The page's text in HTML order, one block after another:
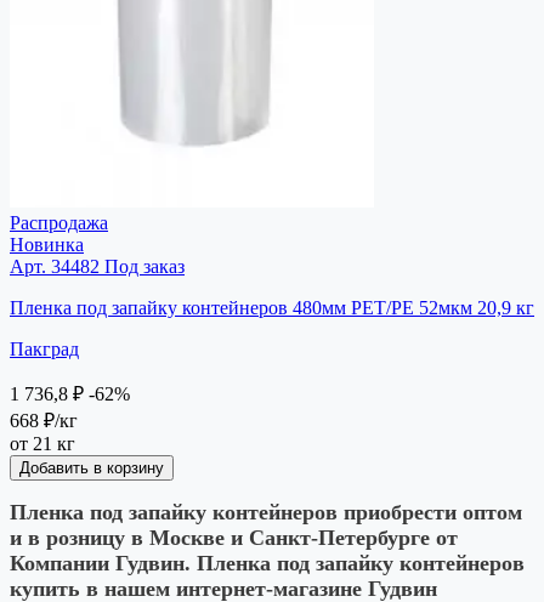
Распродажа
Новинка
Арт. 34482 Под заказ
Пленка под запайку контейнеров 480мм РЕТ/РЕ 52мкм 20,9 кг
Пакград
1 736,8 ₽ -62%
668 ₽/кг
от 21 кг
Добавить в корзину
Пленка под запайку контейнеров приобрести оптом
и в розницу в Москве и Санкт-Петербурге от
Компании Гудвин. Пленка под запайку контейнеров
купить в нашем интернет-магазине Гудвин